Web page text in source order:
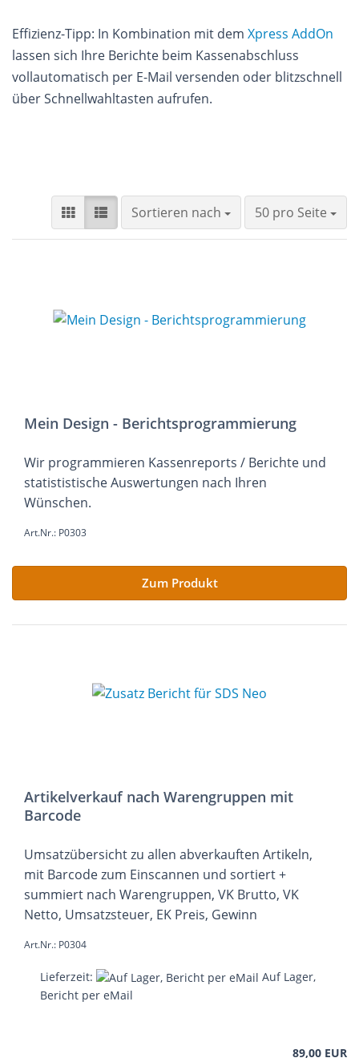
Effizienz-Tipp: In Kombination mit dem Xpress AddOn
lassen sich Ihre Berichte beim Kassenabschluss
vollautomatisch per E-Mail versenden oder blitzschnell
über Schnellwahltasten aufrufen.
Sortieren nach
Sortieren nach 50 pro Seite
pro Seite
Mein Design - Berichtsprogrammierung
Wir programmieren Kassenreports / Berichte und
statististische Auswertungen nach Ihren
Wünschen.
Art.Nr.: P0303
Zum Produkt
Artikelverkauf nach Warengruppen mit
Barcode
Umsatzübersicht zu allen abverkauften Artikeln,
mit Barcode zum Einscannen und sortiert +
summiert nach Warengruppen, VK Brutto, VK
Netto, Umsatzsteuer, EK Preis, Gewinn
Art.Nr.: P0304
Lieferzeit:
Auf Lager,
Bericht per eMail
89,00 EUR